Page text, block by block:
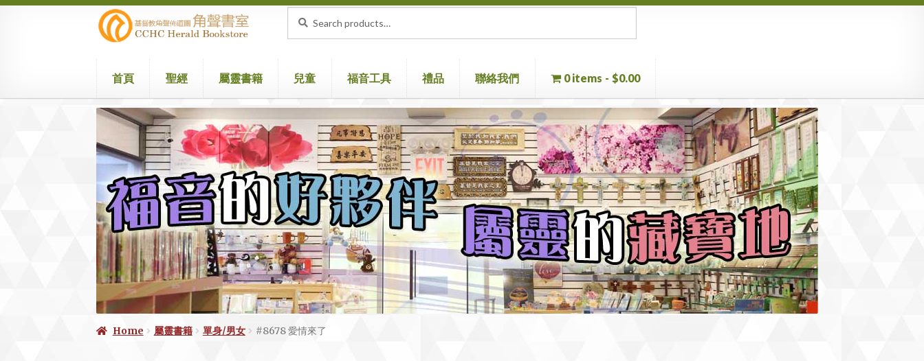
Skip
to
Skip
to
for:
首頁 聖經 屬靈書籍 兒童 福音工具 禮品 聯絡我們 0 items $0.00
HomeAttributionCartCheckout 聖經機 首頁 聖經 聯絡我們
Home 屬靈書籍 單身/男女 #8678 愛情來了